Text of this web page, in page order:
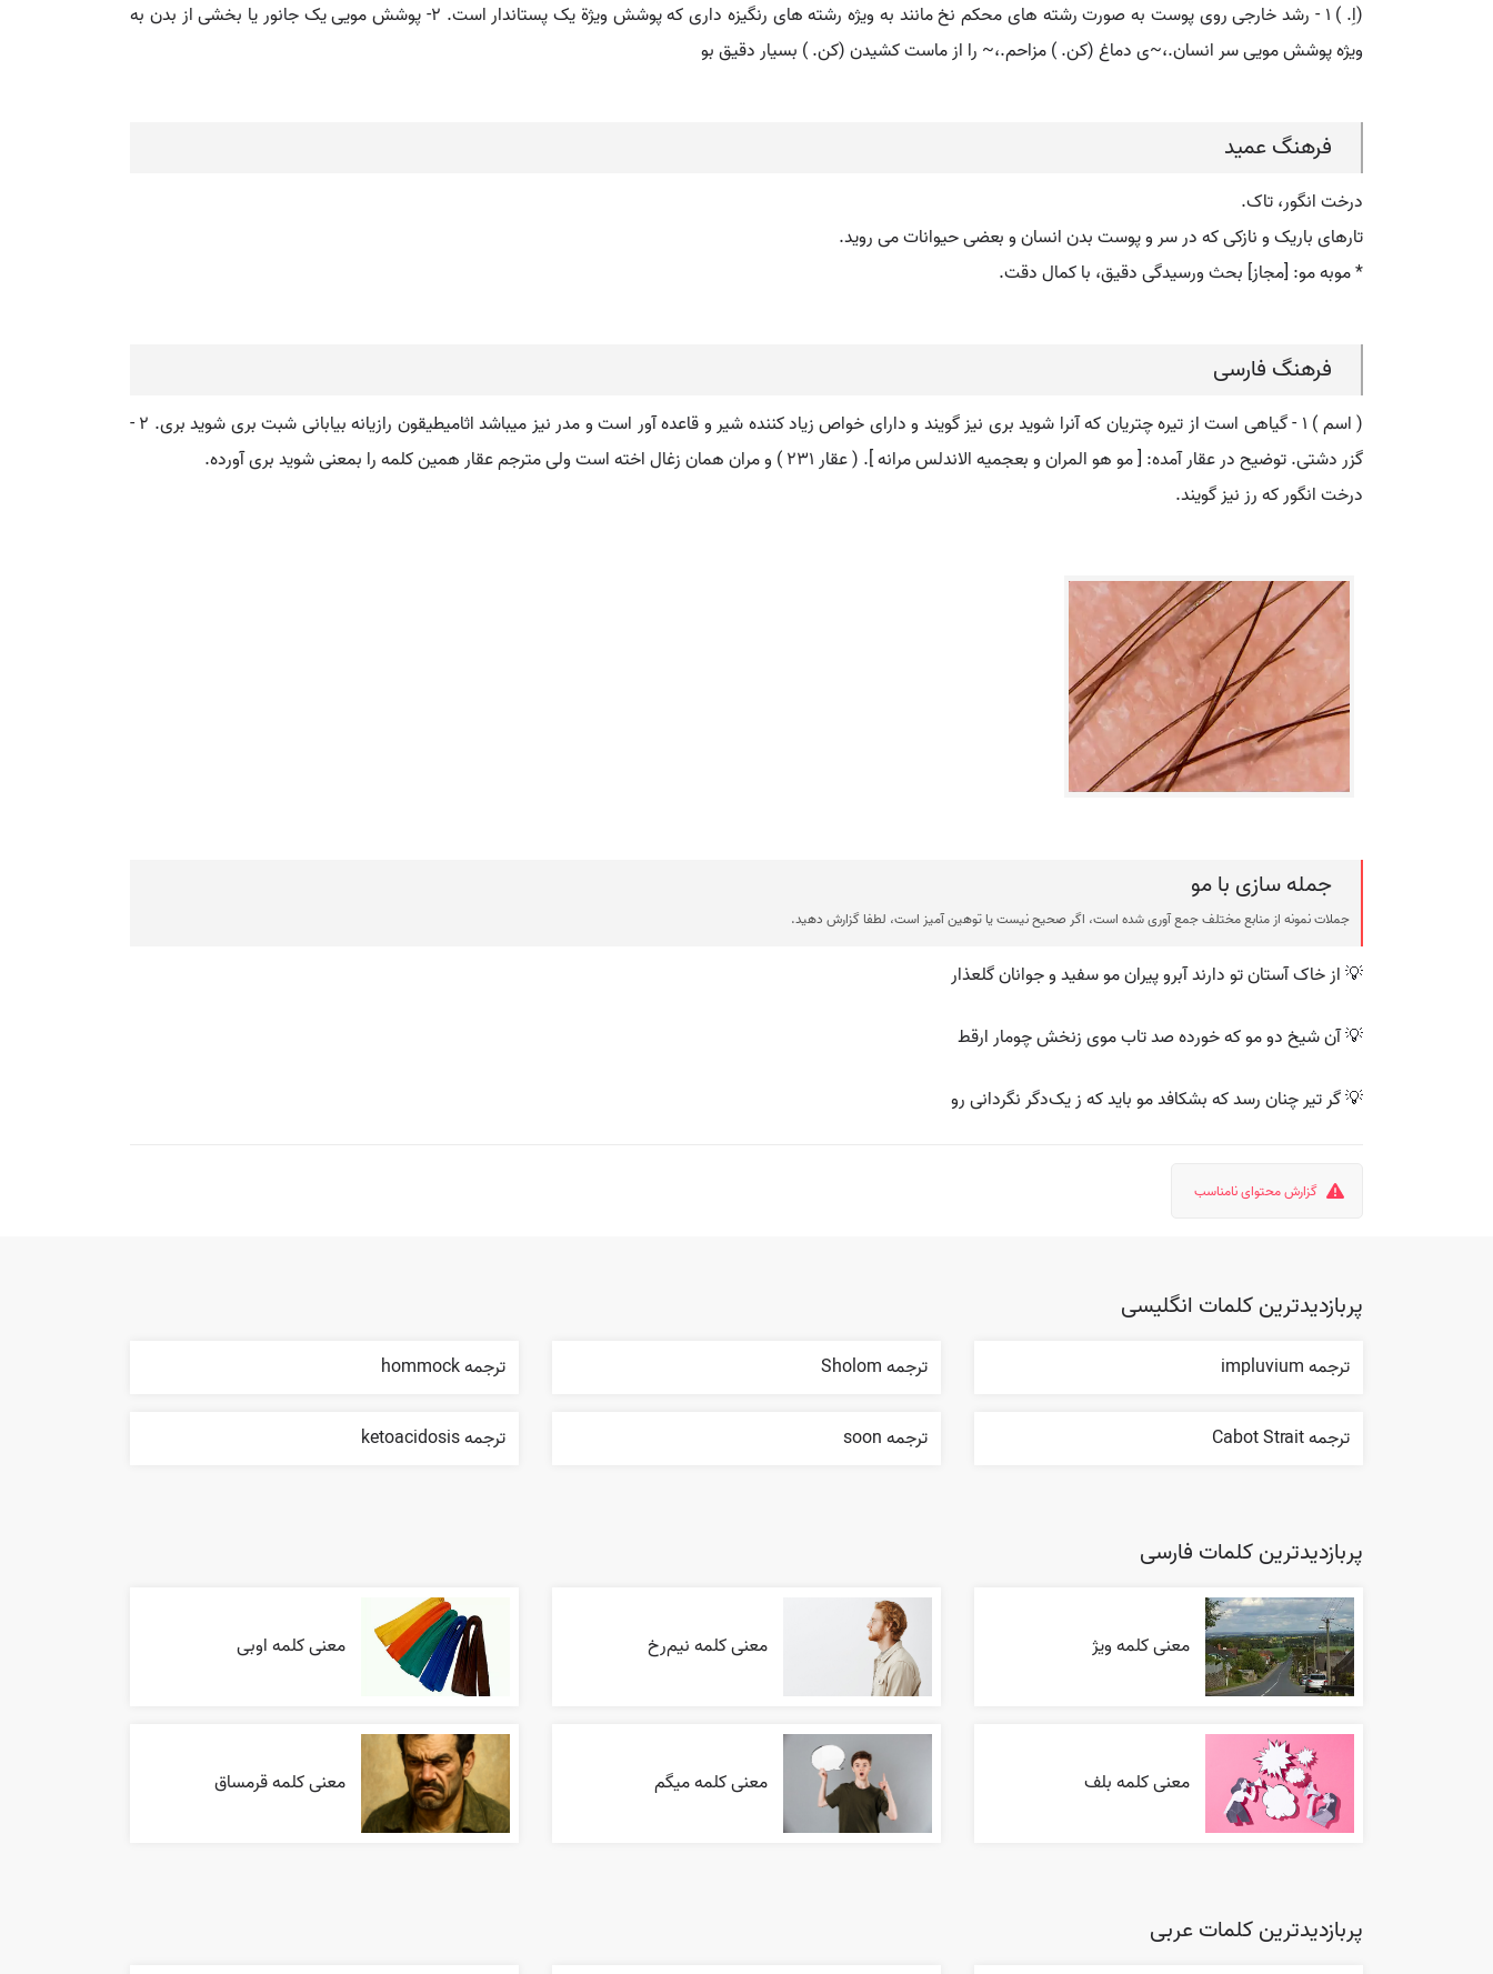
(اِ. ) ۱ - رشد خارجی روی پوست به صورت رشته های محکم نخ مانند به ویژه رشته های رنگیزه داری که پوشش ویژة یک پستاندار است. ۲- پوشش مویی یک جانور یا بخشی از بدن به
ویژه پوشش مویی سر انسان.،~ی دماغ (کن. ) مزاحم.،~ را از ماست کشیدن (کن. ) بسیار دقیق بو
فرهنگ عمید
درخت انگور، تاک.
تارهای باریک و نازکی که در سر و پوست بدن انسان و بعضی حیوانات می روید.
* موبه مو: [مجاز] بحث ورسیدگی دقیق، با کمال دقت.
فرهنگ فارسی
( اسم ) ۱ - گیاهی است از تیره چتریان که آنرا شوید بری نیز گویند و دارای خواص زیاد کننده شیر و قاعده آور است و مدر نیز میباشد اثامیطیقون رازیانه بیابانی شبت بری شوید بری. ۲ -
گزر دشتی. توضیح در عقار آمده: [ مو هو المران و بعجمیه الاندلس مرانه ]. ( عقار ۲۳۱ ) و مران همان زغال اخته است ولی مترجم عقار همین کلمه را بمعنی شوید بری آورده.
درخت انگور که رز نیز گویند.
جمله سازی با مو
جملات نمونه از منابع مختلف جمع آوری شده است، اگر صحیح نیست یا توهین آمیز است، لطفا گزارش دهید.
💡 از خاک آستان تو دارند آبرو پیران مو سفید و جوانان گلعذار
💡 آن شیخ دو مو که خورده صد تاب موی زنخش چومار ارقط
💡 گر تیر چنان رسد که بشکافد مو باید که ز یک‌دگر نگردانی رو
گزارش محتوای نامناسب
پربازدیدترین کلمات انگلیسی
ترجمه impluvium ترجمه Sholom ترجمه hommock
ترجمه Cabot Strait ترجمه soon ترجمه ketoacidosis
پربازدیدترین کلمات فارسی
معنی کلمه ویژ معنی کلمه نیم‌رخ معنی کلمه اوبی
معنی کلمه بلف معنی کلمه میگم معنی کلمه قرمساق
پربازدیدترین کلمات عربی